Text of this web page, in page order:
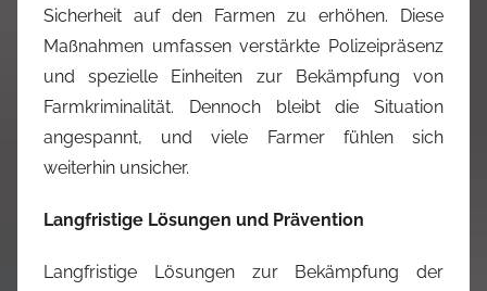
Sicherheit auf den Farmen zu erhöhen. Diese
Maßnahmen umfassen verstärkte Polizeipräsenz
und spezielle Einheiten zur Bekämpfung von
Farmkriminalität. Dennoch bleibt die Situation
angespannt, und viele Farmer fühlen sich
weiterhin unsicher.
Langfristige Lösungen und Prävention
Langfristige Lösungen zur Bekämpfung der